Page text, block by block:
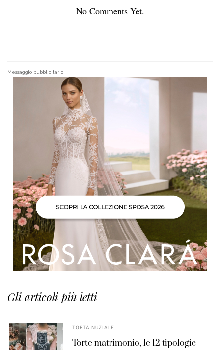
No Comments Yet.
Messaggio pubblicitario
Gli articoli più letti
TORTA NUZIALE
Torte matrimonio, le 12 tipologie